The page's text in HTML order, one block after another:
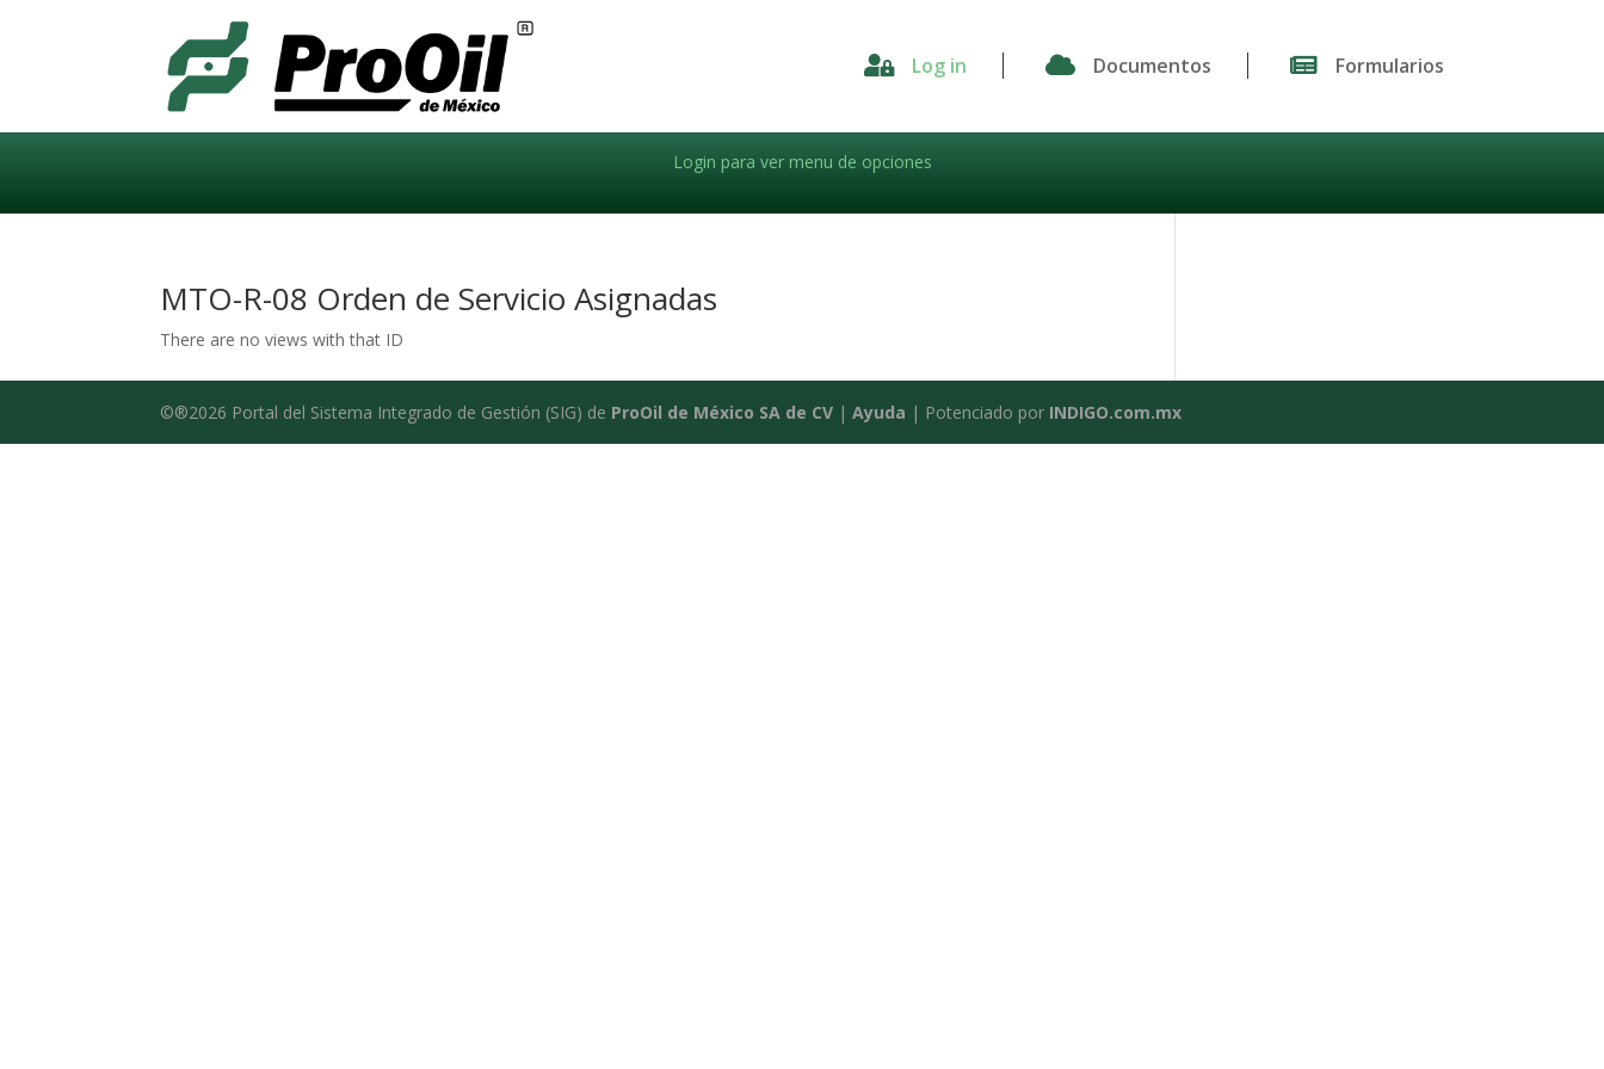
 Log in  Documentos  Formularios
Login para ver menu de opciones
MTO-R-08 Orden de Servicio Asignadas
There are no views with that ID
©®2026 Portal del Sistema Integrado de Gestión (SIG) de ProOil de México SA de CV |Ayuda | Potenciado por INDIGO.com.mx